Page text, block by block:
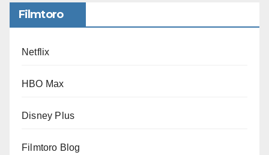
Filmtoro
Netflix
HBO Max
Disney Plus
Filmtoro Blog